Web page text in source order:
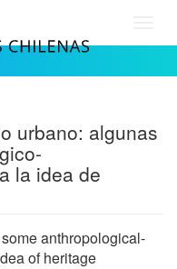
urbano: algunas
la idea de
anthropological-
of heritage